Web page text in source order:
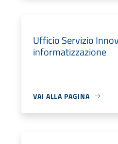
Ufficio Servizio
informatizzazione
VAI ALLA PAGINA